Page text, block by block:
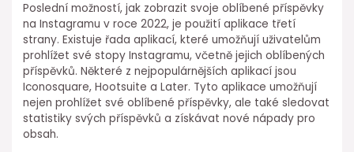
Poslední možností, jak zobrazit svoje oblíbené příspěvky
na Instagramu v roce 2022, je použití aplikace třetí
strany. Existuje řada aplikací, které umožňují uživatelům
prohlížet své stopy Instagramu, včetně jejich oblíbených
příspěvků. Některé z nejpopulárnějších aplikací jsou
Iconosquare, Hootsuite a Later. Tyto aplikace umožňují
nejen prohlížet své oblíbené příspěvky, ale také sledovat
statistiky svých příspěvků a získávat nové nápady pro
obsah.